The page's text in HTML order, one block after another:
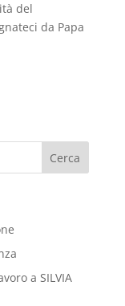
del
da Papa
Cerca
a SILVIA